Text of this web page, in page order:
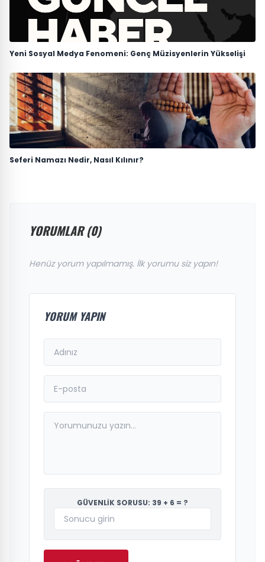
Yeni Sosyal Medya Fenomeni: Genç Müzisyenlerin Yükselişi
Seferi Namazı Nedir, Nasıl Kılınır?
YORUMLAR (0)
Henüz yorum yapılmamış. İlk yorumu siz yapın!
YORUM YAPIN
GÜVENLİK SORUSU: 39 + 6 = ?